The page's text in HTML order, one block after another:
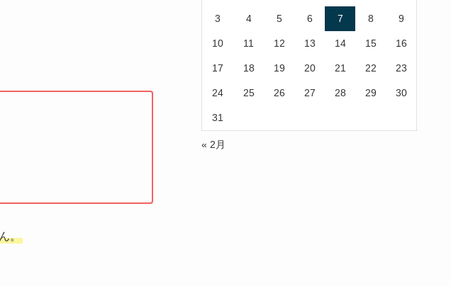
。
3 4 5 6 7 8 9
10 11 12 13 14 15 16
17 18 19 20 21 22 23
24 25 26 27 28 29 30
31
« 2月